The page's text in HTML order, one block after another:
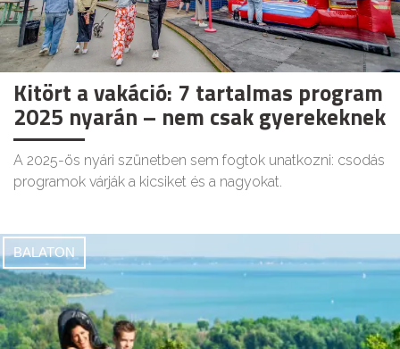
Kitört a vakáció: 7 tartalmas program
2025 nyarán – nem csak gyerekeknek
A 2025-ös nyári szünetben sem fogtok unatkozni: csodás
programok várják a kicsiket és a nagyokat.
BALATON